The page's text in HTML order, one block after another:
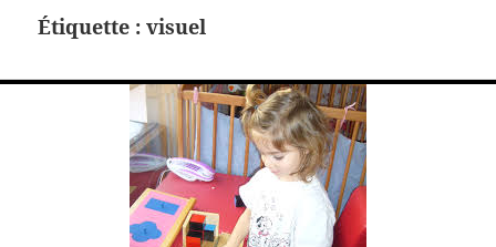
Étiquette :visuel